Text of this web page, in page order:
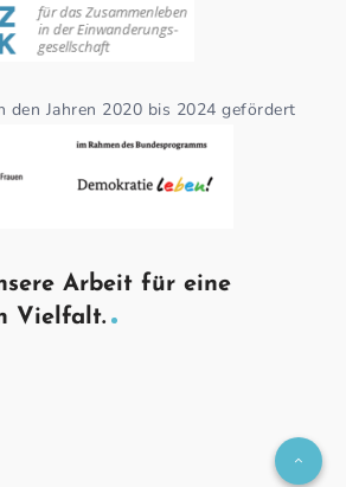
den Jahren 2020 bis 2024 gefördert
Arbeit für eine
Vielfalt.